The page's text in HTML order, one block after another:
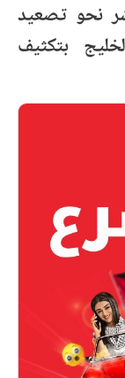
نحو تصعيد
بتكثيف